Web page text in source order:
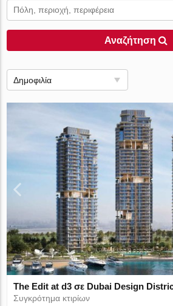
Αναζήτηση
Δημοφιλία
The Edit at d3 σε Dubai Design
Συγκρότημα κτιρίων